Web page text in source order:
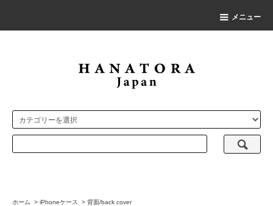
メニュー
ホーム > iPhoneケース > 背面/back cover